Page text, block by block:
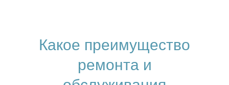
Какое преимущество
ремонта и